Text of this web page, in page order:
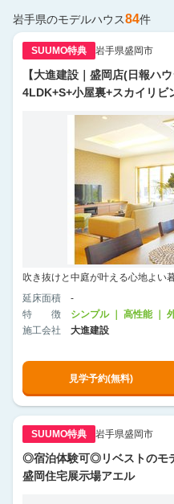
岩手県のモデルハウス84件
SUUMO特典 岩手県盛岡市
【大進建設｜盛岡店(日報ハ
4LDK+S+小屋裏+スカイリビ
吹き抜けと中庭が叶える心地よい
延床面積
-
特徴
シンプル ｜ 高性能 ｜
施工会社
大進建設
見学予約(無料)
SUUMO特典 岩手県盛岡市
◎宿泊体験可◎リベストのモ
盛岡住宅展示場アエル